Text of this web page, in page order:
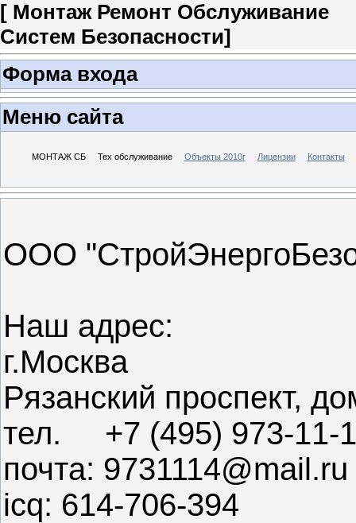
[ Монтаж Ремонт Обслуживание
Систем Безопасности]
Форма входа
Меню сайта
МОНТАЖ СБ Тех обслуживание Объекты 2010г Лицензии Контакты
ООО
Наш адрес:
г.Москва
Рязанский проспект,
тел. +7 (495) 973-11-
почта: 9731114@mail.ru
icq: 614-706-394